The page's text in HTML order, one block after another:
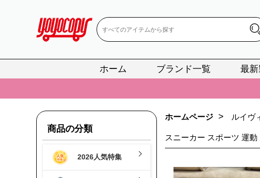
ホーム ブランド一覧 最
📢 当店は正真正銘のn級
📢 2026春の新
📢 新作入荷！ルイ・ヴィ
📢 当店は正真正銘のn級ス
商品の分類
2026人気特集
ホームページ > ルイヴ
スニーカー スポーツ 運